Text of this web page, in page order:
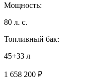
Мощность:
80 л. с.
Топливный бак:
45+33 л
1 658 200 ₽